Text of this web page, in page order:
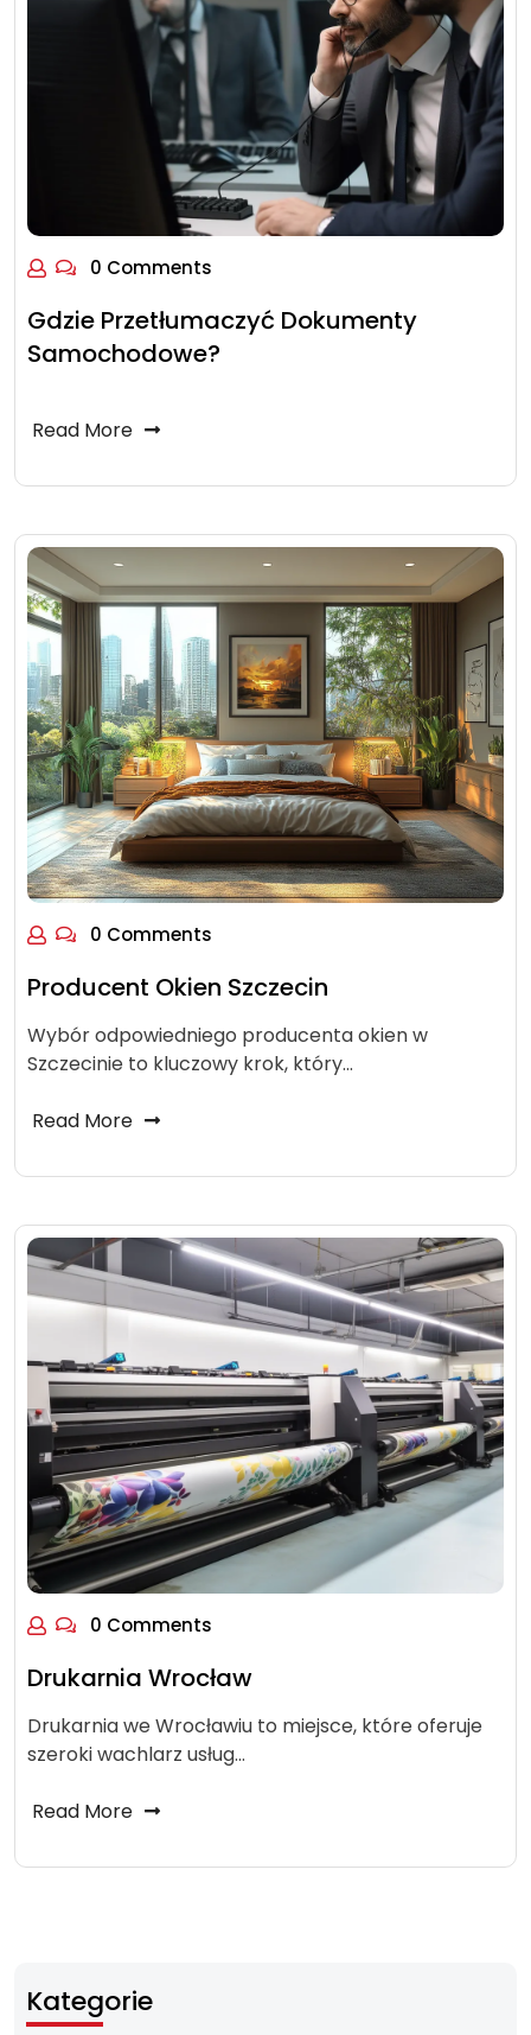
0 Comments
Gdzie Przetłumaczyć Dokumenty
Samochodowe?
Read More
0 Comments
Producent Okien Szczecin
Wybór odpowiedniego producenta okien w
Szczecinie to kluczowy krok, który…
Read More
0 Comments
Drukarnia Wrocław
Drukarnia we Wrocławiu to miejsce, które oferuje
szeroki wachlarz usług…
Read More
Kategorie